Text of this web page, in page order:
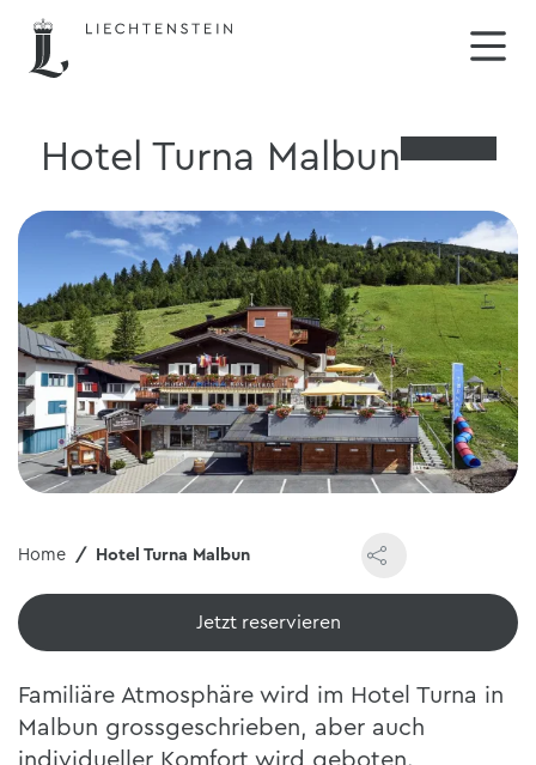
Hotel Turna Malbun
Home Hotel Turna Malbun
Jetzt reservieren
Familiäre Atmosphäre wird im Hotel Turna in
Malbun grossgeschrieben, aber auch
individueller Komfort wird geboten.